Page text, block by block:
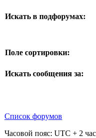
Искать в подфорумах:
Поле сортировки:
Искать сообщения за:
Список форумов
Часовой пояс: UTC + 2